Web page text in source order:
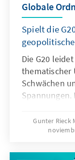
Globale
Spielt die
Die G20
thematischer
Schwächen
Spannungen.
muss daher
konzentriert,
Gunter Rieck